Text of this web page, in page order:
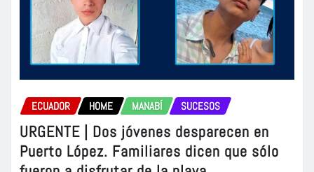
ECUADOR HOME MANABÍ SUCESOS
URGENTE | Dos jóvenes desparecen en
Puerto López. Familiares dicen que sólo